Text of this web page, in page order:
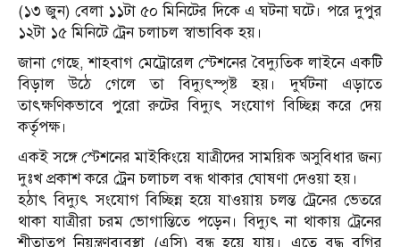
(১৩ জুন) বেলা ১১টা ৫০ মিনিটের দিকে এ ঘটনা ঘটে। পরে দুপুর
১২টা ১৫ মিনিটে ট্রেন চলাচল স্বাভাবিক হয়।
জানা গেছে, শাহবাগ মেট্রোরেল স্টেশনের বৈদ্যুতিক লাইনে একটি
বিড়াল উঠে গেলে তা বিদ্যুৎস্পৃষ্ট হয়। দুর্ঘটনা এড়াতে
তাৎক্ষণিকভাবে পুরো রুটের বিদ্যুৎ সংযোগ বিচ্ছিন্ন করে দেয়
কর্তৃপক্ষ।
একই সঙ্গে স্টেশনের মাইকিংয়ে যাত্রীদের সাময়িক অসুবিধার জন্য
দুঃখ প্রকাশ করে ট্রেন চলাচল বন্ধ থাকার ঘোষণা দেওয়া হয়।
হঠাৎ বিদ্যুৎ সংযোগ বিচ্ছিন্ন হয়ে যাওয়ায় চলন্ত ট্রেনের ভেতরে
থাকা যাত্রীরা চরম ভোগান্তিতে পড়েন। বিদ্যুৎ না থাকায় ট্রেনের
শীতাতপ নিয়ন্ত্রণব্যবস্থা (এসি) বন্ধ হয়ে যায়। এতে বদ্ধ বগির